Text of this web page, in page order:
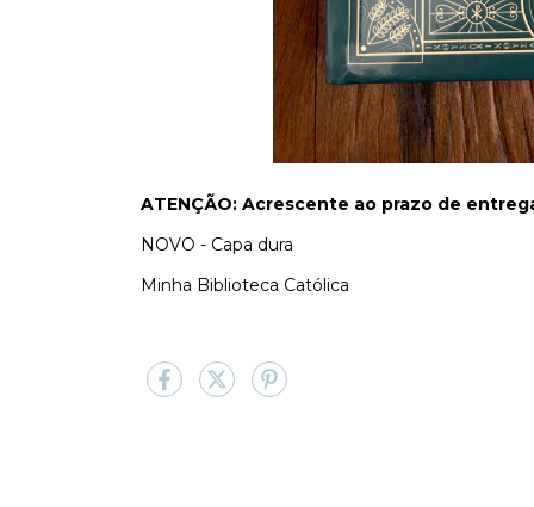
ATENÇÃO: Acrescente ao prazo de
NOVO - Capa dura
Minha Biblioteca Católica